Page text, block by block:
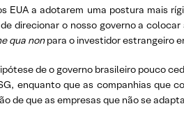
EUA a adotarem uma postura mais
direcionar o nosso governo a
qua nonpara o investidor estrangeiro
de o governo brasileiro pouco
enquanto que as companhias que
de que as empresas que não se